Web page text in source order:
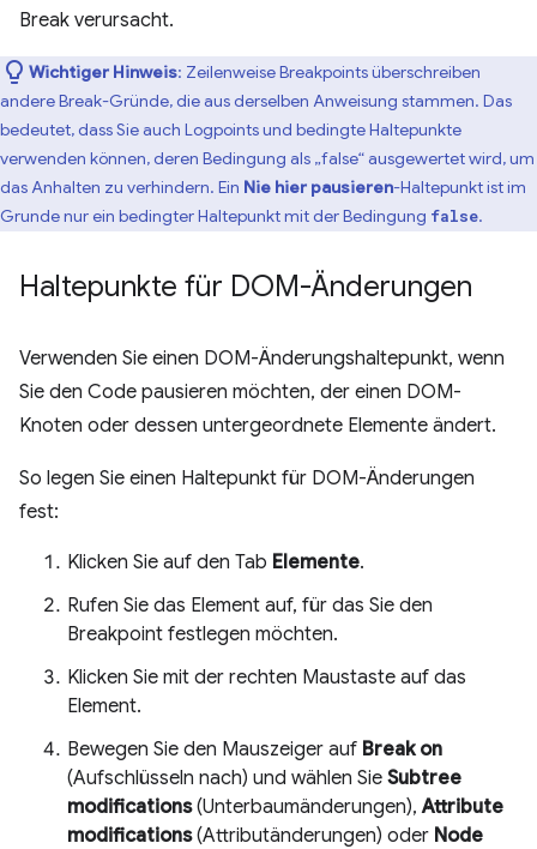
Break verursacht.
Wichtiger Hinweis: Zeilenweise Breakpoints überschreiben
andere Break-Gründe, die aus derselben Anweisung stammen. Das
bedeutet, dass Sie auch Logpoints und bedingte Haltepunkte
verwenden können, deren Bedingung als „false“ ausgewertet wird, um
das Anhalten zu verhindern. Ein Nie hier pausieren-Haltepunkt ist im
Grunde nur ein bedingter Haltepunkt mit der Bedingung false.
Haltepunkte für DOM-Änderungen
Verwenden Sie einen DOM-Änderungshaltepunkt, wenn
Sie den Code pausieren möchten, der einen DOM-
Knoten oder dessen untergeordnete Elemente ändert.
So legen Sie einen Haltepunkt für DOM-Änderungen
fest:
Klicken Sie auf den Tab Elemente.
Rufen Sie das Element auf, für das Sie den
Breakpoint festlegen möchten.
Klicken Sie mit der rechten Maustaste auf das
Element.
Bewegen Sie den Mauszeiger auf Break on
(Aufschlüsseln nach) und wählen Sie Subtree
modifications(Unterbaumänderungen),Attribute
modifications(Attributänderungen) oder Node